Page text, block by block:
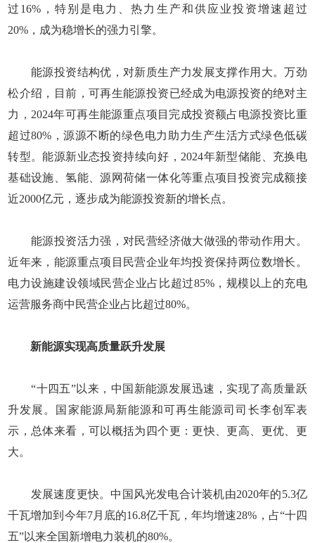
过16%，特别是电力、热力生产和供应业投资增速超过
20%，成为稳增长的强力引擎。
能源投资结构优，对新质生产力发展支撑作用大。万劲
松介绍，目前，可再生能源投资已经成为电源投资的绝对主
力，2024年可再生能源重点项目完成投资额占电源投资比重
超过80%，源源不断的绿色电力助力生产生活方式绿色低碳
转型。能源新业态投资持续向好，2024年新型储能、充换电
基础设施、氢能、源网荷储一体化等重点项目投资完成额接
近2000亿元，逐步成为能源投资新的增长点。
能源投资活力强，对民营经济做大做强的带动作用大。
近年来，能源重点项目民营企业年均投资保持两位数增长。
电力设施建设领域民营企业占比超过85%，规模以上的充电
运营服务商中民营企业占比超过80%。
新能源实现高质量跃升发展
“十四五”以来，中国新能源发展迅速，实现了高质量跃
升发展。国家能源局新能源和可再生能源司司长李创军表
示，总体来看，可以概括为四个更：更快、更高、更优、更
大。
发展速度更快。中国风光发电合计装机由2020年的5.3亿
千瓦增加到今年7月底的16.8亿千瓦，年均增速28%，占“十四
五”以来全国新增电力装机的80%。